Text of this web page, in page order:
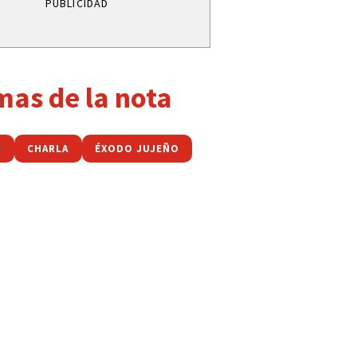
PUBLICIDAD
de la nota
CHARLA ÉXODO JUJEÑO